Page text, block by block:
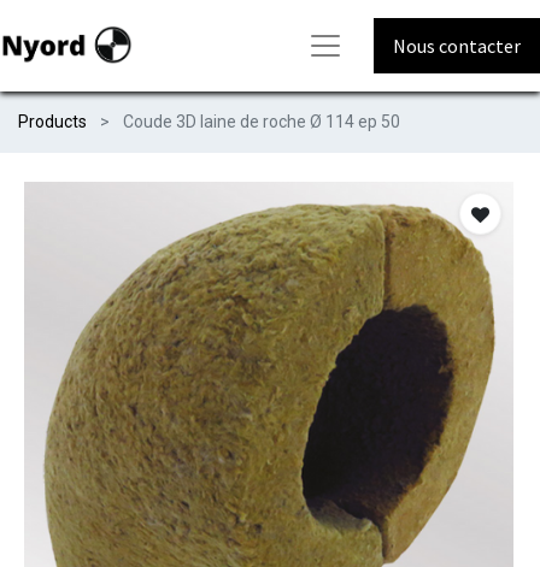
Nous contacter
Products Coude 3D laine de roche Ø 114 ep 50